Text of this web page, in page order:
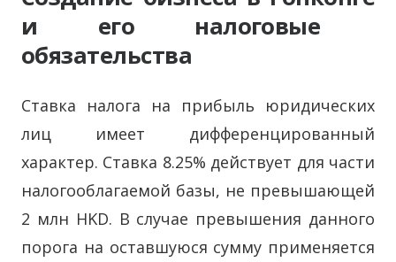
и его налоговые
обязательства
Ставка налога на прибыль юридических
лиц имеет дифференцированный
характер. Ставка 8.25% действует для части
налогооблагаемой базы, не превышающей
2 млн HKD. В случае превышения данного
порога на оставшуюся сумму применяется